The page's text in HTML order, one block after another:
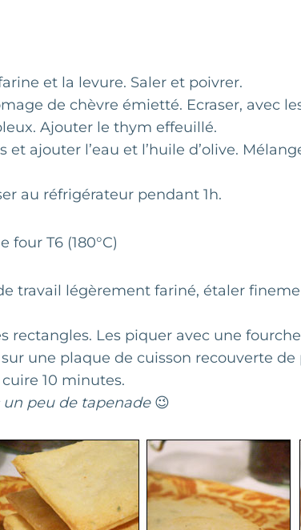
et la levure. Saler et poivrer.
de chèvre émietté. Ecraser, avec
Ajouter le thym effeuillé.
et ajouter l’eau et l’huile d’olive.
au réfrigérateur pendant 1h.
four T6 (180°C)
travail légèrement fariné, étaler
rectangles. Les piquer avec une
une plaque de cuisson recouverte de
10 minutes.
un peu de tapenade😉